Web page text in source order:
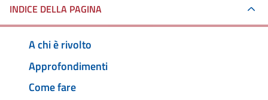
INDICE DELLA PAGINA
A chi è rivolto
Approfondimenti
Come fare